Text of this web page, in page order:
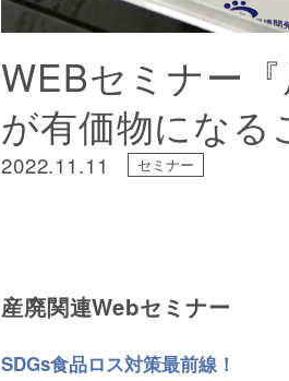
WEBセミナー
が有価物になる
2022.11.11 セミナー
産廃関連Webセミナー
SDGs食品ロス対策最前線！